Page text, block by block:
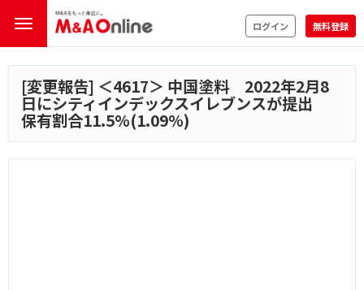
ログイン 無料登録
[変更報告] ＜4617＞ 中国塗料 2022年2月8
日にシティインデックスイレブンスが提出
保有割合11.5%(1.09%)